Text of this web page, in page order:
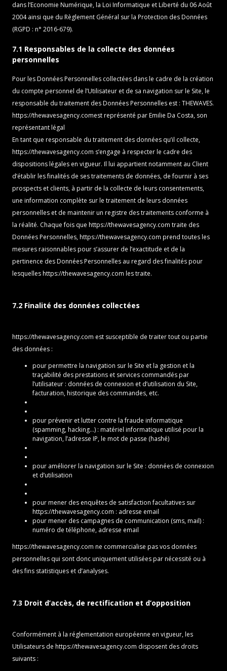
dans l’Economie Numérique, la Loi Informatique et Liberté du 06 Août
2004 ainsi que du Règlement Général sur la Protection des Données
(RGPD : n° 2016-679).
7.1 Responsables de la collecte des données
personnelles
Pour les Données Personnelles collectées dans le cadre de la création
du compte personnel de l’Utilisateur et de sa navigation sur le Site, le
responsable du traitement des Données Personnelles est : THEWAVES.
https://thewavesagency.comest représenté par Emilie Da Costa, son
représentant légal
En tant que responsable du traitement des données qu’il collecte,
https://thewavesagency.com s’engage à respecter le cadre des
dispositions légales en vigueur. Il lui appartient notamment au Client
d’établir les finalités de ses traitements de données, de fournir à ses
prospects et clients, à partir de la collecte de leurs consentements,
une information complète sur le traitement de leurs données
personnelles et de maintenir un registre des traitements conforme à
la réalité. Chaque fois que https://thewavesagency.com traite des
Données Personnelles,https://thewavesagency.com prend toutes les
mesures raisonnables pour s’assurer de l’exactitude et de la
pertinence des Données Personnelles au regard des finalités pour
lesquelleshttps://thewavesagency.com les traite.
7.2 Finalité des données collectées
https://thewavesagency.com est susceptible de traiter tout ou partie
des données :
pour permettre la navigation sur le Site et la gestion et la
traçabilité des prestations et services commandés par
l’utilisateur : données de connexion et d’utilisation du Site,
facturation, historique des commandes, etc.
pour prévenir et lutter contre la fraude informatique
(spamming, hacking…) : matériel informatique utilisé pour la
navigation, l’adresse IP, le mot de passe (hashé)
pour améliorer la navigation sur le Site : données de connexion
et d’utilisation
pour mener des enquêtes de satisfaction facultatives sur
https://thewavesagency.com : adresse email
pour mener des campagnes de communication (sms, mail) :
numéro de téléphone, adresse email
https://thewavesagency.com ne commercialise pas vos données
personnelles qui sont donc uniquement utilisées par nécessité ou à
des fins statistiques et d’analyses.
7.3 Droit d’accès, de rectification et d’opposition
Conformément à la réglementation européenne en vigueur, les
Utilisateurs de https://thewavesagency.com disposent des droits
suivants :